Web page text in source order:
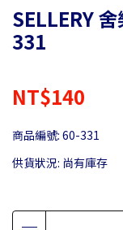
SELLERY
331
NT$140
商品編號: 60-331
供貨狀況: 尚有庫存